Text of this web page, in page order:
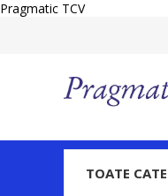
Pragmatic TCV
TOATE